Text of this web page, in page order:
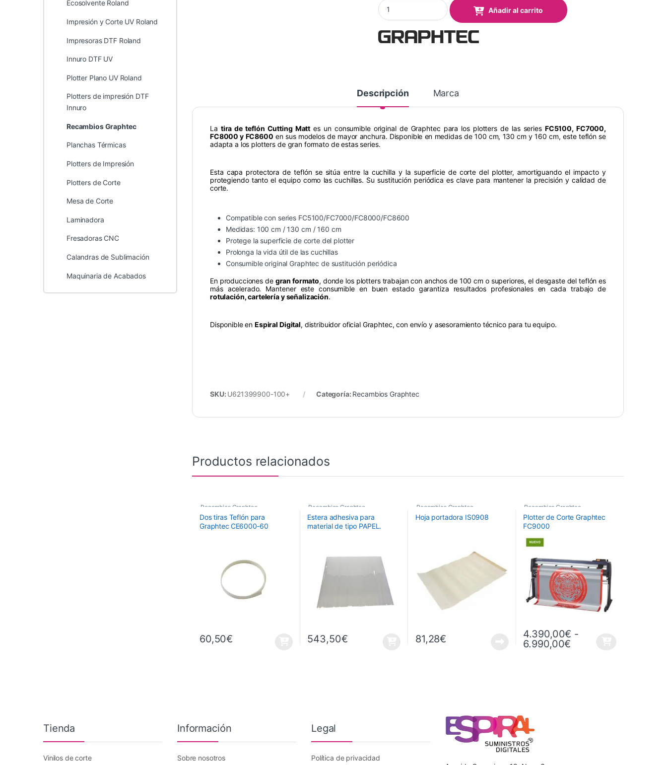
Tira de teflón Cutting Matt para Series FC51/FC7000/FC8000/FC8600 (Medidas:
Añadir al carrito
Descripción Marca
La tira de teflón Cutting Matt es un consumible original de Graphtec para los plotters de las series FC5100, FC7000,
FC8000 y FC8600 en sus modelos de mayor anchura. Disponible en medidas de 100 cm, 130 cm y 160 cm, este teflón se
adapta a los plotters de gran formato de estas series.
Esta capa protectora de teflón se sitúa entre la cuchilla y la superficie de corte del plotter, amortiguando el impacto y
protegiendo tanto el equipo como las cuchillas. Su sustitución periódica es clave para mantener la precisión y calidad de
corte.
Compatible con series FC5100/FC7000/FC8000/FC8600
Medidas: 100 cm / 130 cm / 160 cm
Protege la superficie de corte del plotter
Prolonga la vida útil de las cuchillas
Consumible original Graphtec de sustitución periódica
En producciones de gran formato, donde los plotters trabajan con anchos de 100 cm o superiores, el desgaste del teflón es
más acelerado. Mantener este consumible en buen estado garantiza resultados profesionales en cada trabajo de
rotulación, cartelería y señalización.
Disponible enEspiral Digital, distribuidor oficial Graphtec, con envío y asesoramiento técnico para tu equipo.
SKU: U621399900-100+ Categoría: Recambios Graphtec
Productos relacionados
Recambios Graphtec
Dos tiras Teflón para
Graphtec CE6000‑60
60,50€
Recambios Graphtec
Estera adhesiva para
material de tipo PAPEL.
543,50€
Recambios Graphtec
Hoja portadora IS0908
81,28€
Recambios Graphtec
Plotter de Corte Graphtec
FC9000
4.390,00€ -
6.990,00€
Este producto tiene múltiples variantes. Las
Ecosolvente Roland
Impresión y Corte UV Roland
Impresoras DTF Roland
Innuro DTF UV
Plotter Plano UV Roland
Plotters de impresión DTF
Innuro
Recambios Graphtec
Planchas Térmicas
Plotters de Impresión
Plotters de Corte
Mesa de Corte
Laminadora
Fresadoras CNC
Calandras de Sublimación
Maquinaria de Acabados
Tienda
Vinilos de corte
Información
Sobre nosotros
Legal
Política de privacidad